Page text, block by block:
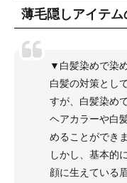
薄毛隠しアイテム
▼白髪染めで染
白髪の対策とし
すが、白髪染め
ヘアカラーや白
めることができま
しかし、基本的
顔に生えている